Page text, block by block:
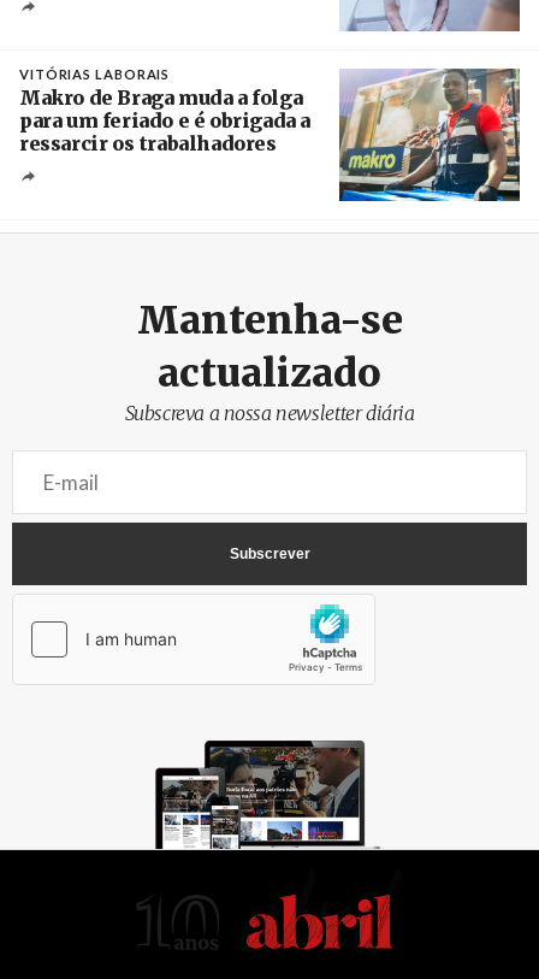
VITÓRIAS LABORAIS
Makro de Braga muda a folga
para um feriado e é obrigada a
ressarcir os trabalhadores
Mantenha-se
actualizado
Subscreva a nossa newsletter diária